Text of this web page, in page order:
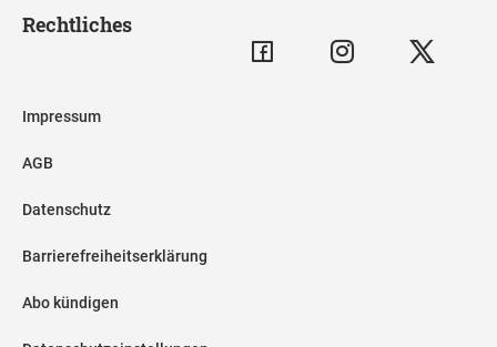
Rechtliches
Impressum
AGB
Datenschutz
Barrierefreiheitserklärung
Abo kündigen